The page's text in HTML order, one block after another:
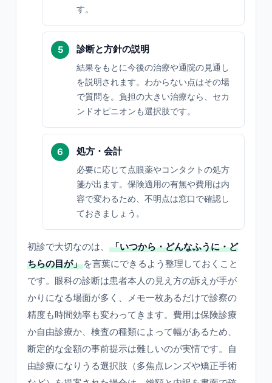
す。
診断と方針の説明
結果をもとに今後の治療や通院の見通し
を説明されます。わからない点はその場
で質問を。負担の大きい治療なら、セカ
ンドオピニオンも選択肢です。
処方・会計
必要に応じて点眼薬やコンタクトの処方
箋が出ます。保険適用の有無や費用は内
容で変わるため、不明点は窓口で確認し
ておきましょう。
初診で大切なのは、
「いつから・どんなふうに・ど
ちらの目が」 を言葉にできるよう整理しておくこと
です。眼科の診断は患者本人の見え方の訴えが手が
かりになる場面が多く、メモ一枚あるだけで診察の
精度も時間効率も変わってきます。費用は保険診療
か自由診療か、検査の種類によって幅があるため、
断定的な金額の事前提示は難しいのが実情です。自
由診療になりうる選択肢（多焦点レンズや矯正手術